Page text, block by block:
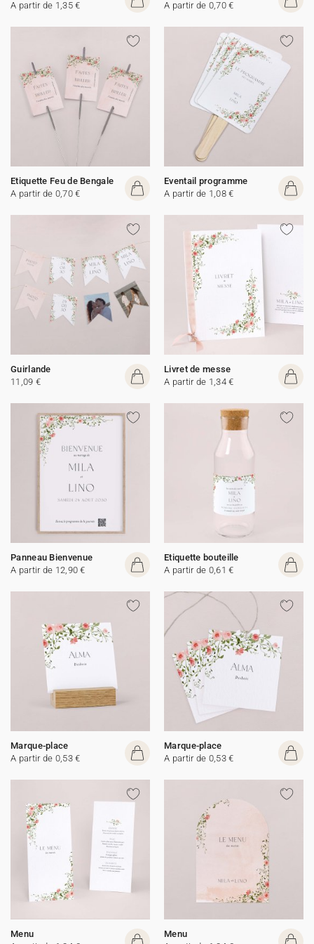
A partir de 1,35 € A partir de 0,70 €
Etiquette Feu de Bengale
A partir de 0,70 €
Eventail programme
A partir de 1,08 €
Guirlande
11,09 €
Livret de messe
A partir de 1,34 €
Panneau Bienvenue
A partir de 12,90 €
Etiquette bouteille
A partir de 0,61 €
Marque-place
A partir de 0,53 €
Marque-place
A partir de 0,53 €
Menu
Menu